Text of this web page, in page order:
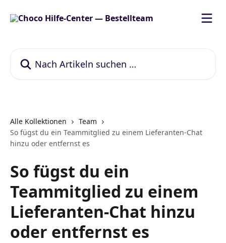
Alle Kollektionen
Team
So fügst du ein Teammitglied zu einem Lieferanten-Chat
hinzu oder entfernst es
So fügst du ein
Teammitglied zu einem
Lieferanten-Chat hinzu
oder entfernst es